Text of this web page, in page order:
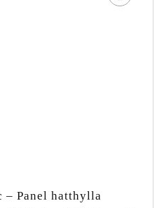
– Panel hatthylla